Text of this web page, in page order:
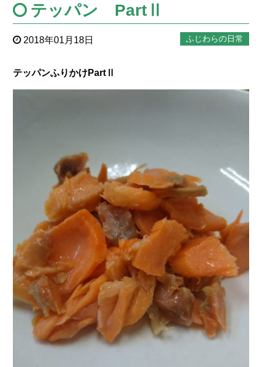
テッパン PartⅡ
2018年01月18日 ふじわらの日常
テッパンふりかけPartⅡ